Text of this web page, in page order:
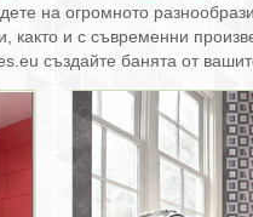
на огромното
и с съвременни
създайте банята от